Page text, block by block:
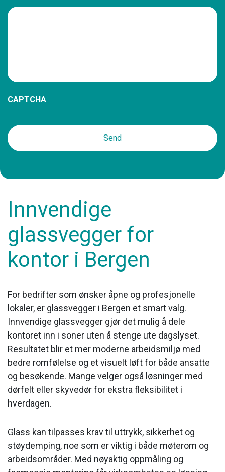
CAPTCHA
Innvendige
glassvegger for
kontor i Bergen
For bedrifter som ønsker åpne og profesjonelle
lokaler, er glassvegger i Bergen et smart valg.
Innvendige glassvegger gjør det mulig å dele
kontoret inn i soner uten å stenge ute dagslyset.
Resultatet blir et mer moderne arbeidsmiljø med
bedre romfølelse og et visuelt løft for både ansatte
og besøkende. Mange velger også løsninger med
dørfelt eller skyvedør for ekstra fleksibilitet i
hverdagen.
Glass kan tilpasses krav til uttrykk, sikkerhet og
støydemping, noe som er viktig i både møterom og
arbeidsområder. Med nøyaktig oppmåling og